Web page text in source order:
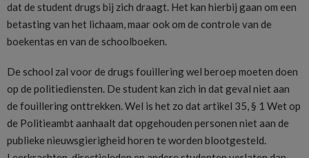
dat de student drugs bij zich draagt. Het kan hierbij gaan om een
betasting van het lichaam, maar ook om de controle van de
boekentas en van de schoolboeken.
De school zal voor de drugs fouillering wel beroep moeten doen
op de politiediensten. De student kan zich in dat geval niet aan
de fouillering onttrekken. Wel is het zo dat artikel 35, § 1 Wet op
de Politieambt aanhaalt dat opgehouden personen niet aan de
publieke nieuwsgierigheid horen te worden blootgesteld.